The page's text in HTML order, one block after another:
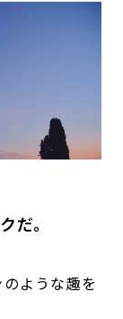
だ。
ような趣を